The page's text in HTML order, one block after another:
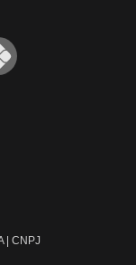
| CNPJ